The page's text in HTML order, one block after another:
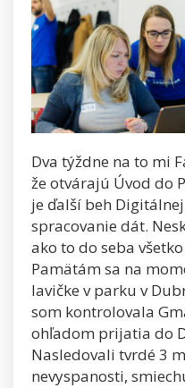
Dva týždne na to mi
že otvárajú Úvod do
je ďalší beh
spracovanie dát.
ako to do seba
Pamätám sa na
lavičke v parku v
som kontrolovala
ohľadom prijatia do
Nasledovali tvrdé 3
nevyspanosti,